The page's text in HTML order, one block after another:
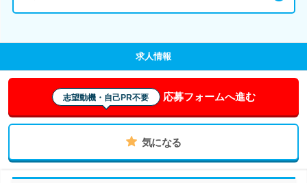
求人情報
志望動機・自己PR不要 応募フォームへ進む
気になる